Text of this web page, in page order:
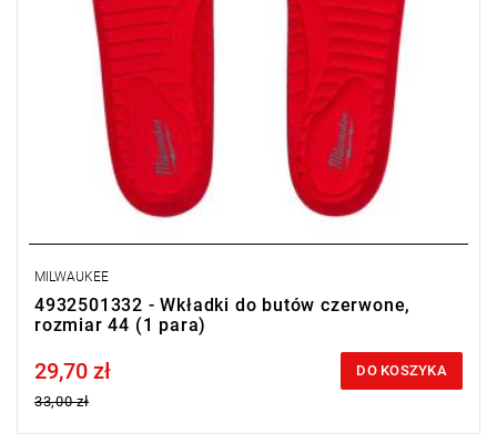
MILWAUKEE
4932501332 - Wkładki do butów czerwone,
rozmiar 44 (1 para)
Price tax included
29,70 zł
33,00 zł
DO KOSZYKA